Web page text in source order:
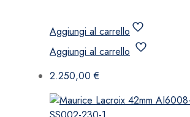
Aggiungi al carrello
Aggiungi al carrello
2.250,00€